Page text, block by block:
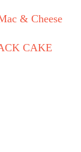
& Cheese
CAKE